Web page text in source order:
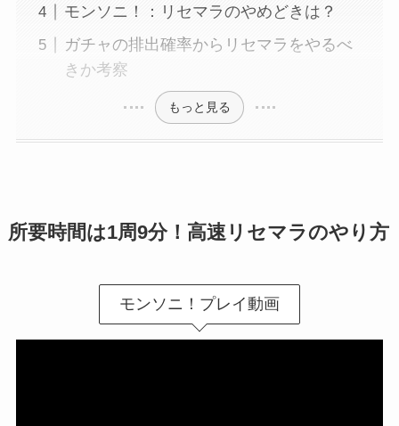
モンソニ！：リセマラのやめどきは？
ガチャの排出確率からリセマラをやるべ
きか考察
もっと見る
所要時間は1周9分！高速リセマラのやり方
モンソニ！プレイ動画